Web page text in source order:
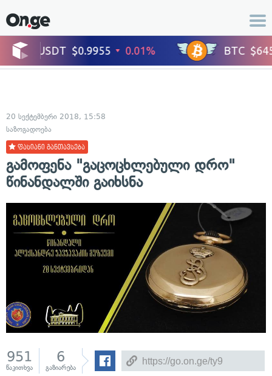
20 სექტემბერი 2018, 15:58
საზოგადოება
ფასიანი განთავსება
გამოფენა "გაცოცხლებული დრო"
წინანდალში გაიხსნა
951
წაკითხვა
6
გაზიარება